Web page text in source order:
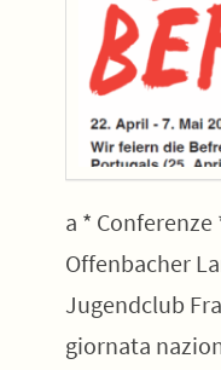
a *
Offenbacher
Jugendclub
giornata